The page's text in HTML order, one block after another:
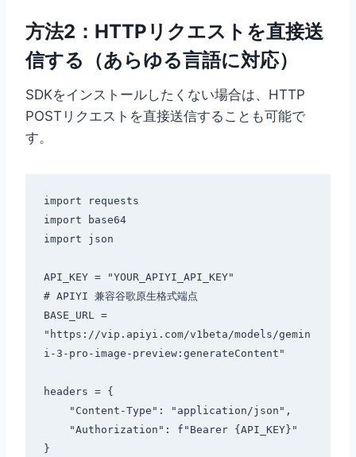
方法2：HTTPリクエストを直接送
信する（あらゆる言語に対応）
SDKをインストールしたくない場合は、HTTP
POSTリクエストを直接送信することも可能で
す。
import requests
import base64
import json
API_KEY = "YOUR_APIYI_API_KEY"
# APIYI 兼容谷歌原生格式端点
BASE_URL =
"https://vip.apiyi.com/v1beta/models/gemin
i-3-pro-image-preview:generateContent"
headers = {
}